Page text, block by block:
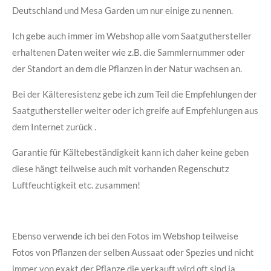
Deutschland und Mesa Garden um nur einige zu nennen.
Ich gebe auch immer im Webshop alle vom Saatguthersteller
erhaltenen Daten weiter wie z.B. die Sammlernummer oder
der Standort an dem die Pflanzen in der Natur wachsen an.
Bei der Kälteresistenz gebe ich zum Teil die Empfehlungen der
Saatguthersteller weiter oder ich greife auf Empfehlungen aus
dem Internet zurück .
Garantie für Kältebeständigkeit kann ich daher keine geben
diese hängt teilweise auch mit vorhanden Regenschutz
Luftfeuchtigkeit etc. zusammen!
Ebenso verwende ich bei den Fotos im Webshop teilweise
Fotos von Pflanzen der selben Aussaat oder Spezies und nicht
immer von exakt der Pflanze die verkauft wird oft sind ja